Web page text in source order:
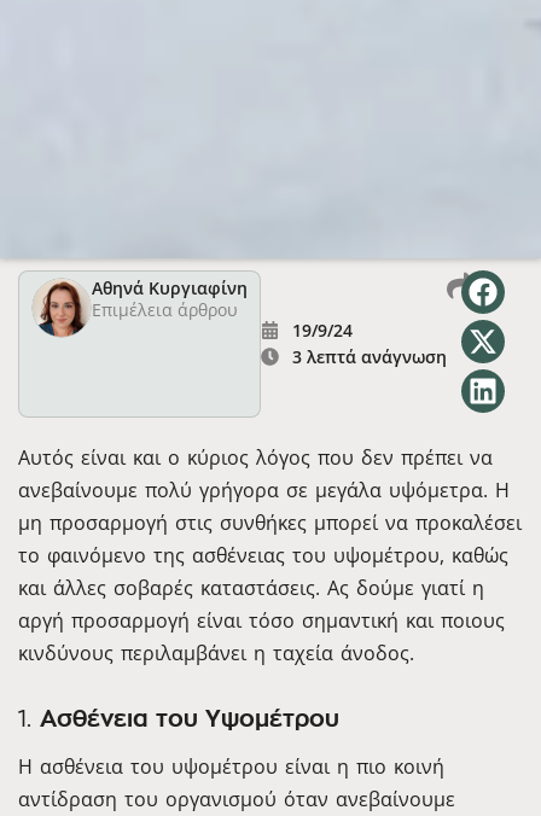
Αθηνά Κυργιαφίνη
Επιμέλεια άρθρου
19/9/24
3 λεπτά ανάγνωση
Αυτός είναι και ο κύριος λόγος που δεν πρέπει να
ανεβαίνουμε πολύ γρήγορα σε μεγάλα υψόμετρα. Η
μη προσαρμογή στις συνθήκες μπορεί να προκαλέσει
το φαινόμενο της ασθένειας του υψομέτρου, καθώς
και άλλες σοβαρές καταστάσεις. Ας δούμε γιατί η
αργή προσαρμογή είναι τόσο σημαντική και ποιους
κινδύνους περιλαμβάνει η ταχεία άνοδος.
1. Ασθένεια του Υψομέτρου
Η ασθένεια του υψομέτρου είναι η πιο κοινή
αντίδραση του οργανισμού όταν ανεβαίνουμε